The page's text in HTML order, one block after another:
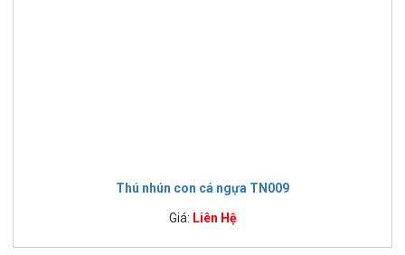
Thú nhún con cá ngựa TN009
Giá: Liên Hệ